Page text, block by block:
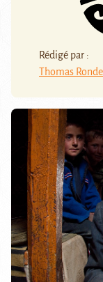
Rédigé par :
Thomas